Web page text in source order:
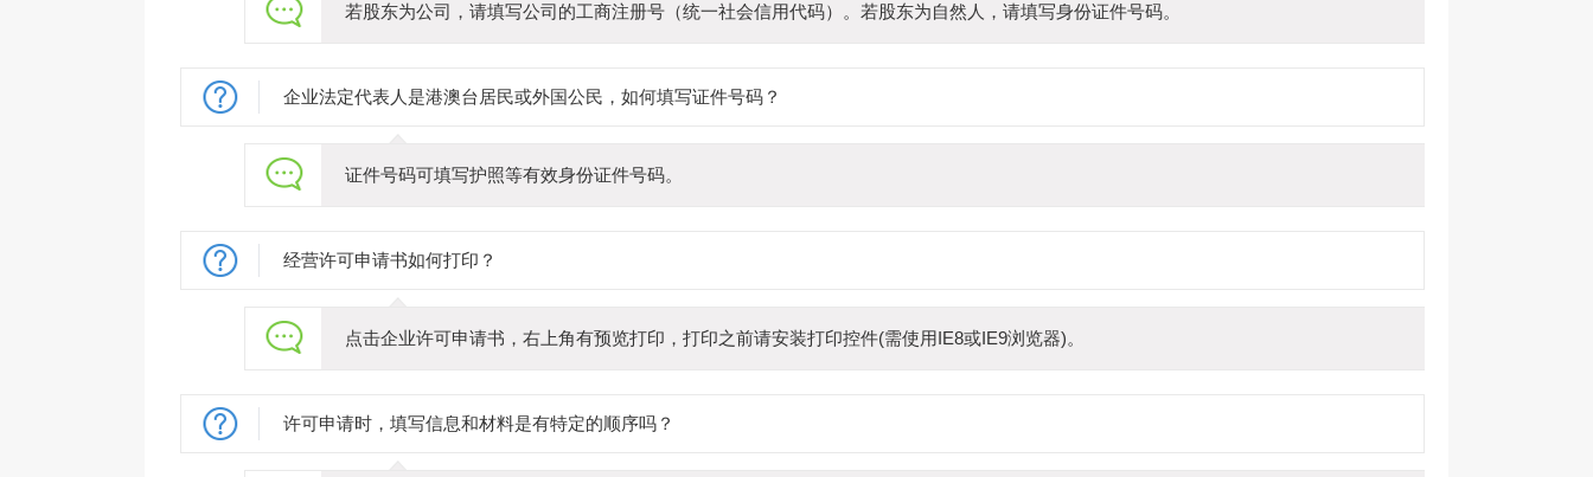
若股东为公司，请填写公司的工商注册号（统一社会信用代码）。若股东为自然人，请填写身份证件号码。
企业法定代表人是港澳台居民或外国公民，如何填写证件号码？
证件号码可填写护照等有效身份证件号码。
经营许可申请书如何打印？
点击企业许可申请书，右上角有预览打印，打印之前请安装打印控件(需使用IE8或IE9浏览器)。
许可申请时，填写信息和材料是有特定的顺序吗？